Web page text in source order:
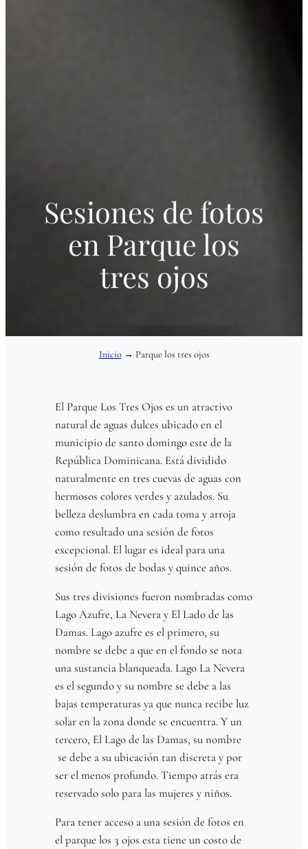
Sesiones de fotos
en Parque los
tres ojos
Inicio→ Parque los tres ojos
El Parque Los Tres Ojos es un atractivo
natural de aguas dulces ubicado en el
municipio de santo domingo este de la
República Dominicana. Está dividido
naturalmente en tres cuevas de aguas con
hermosos colores verdes y azulados. Su
belleza deslumbra en cada toma y arroja
como resultado una sesión de fotos
excepcional. El lugar es ideal para una
sesión de fotos de bodas y quince años.
Sus tres divisiones fueron nombradas como
Lago Azufre, La Nevera y El Lado de las
Damas. Lago azufre es el primero, su
nombre se debe a que en el fondo se nota
una sustancia blanqueada. Lago La Nevera
es el segundo y su nombre se debe a las
bajas temperaturas ya que nunca recibe luz
solar en la zona donde se encuentra. Y un
tercero, El Lago de las Damas, su nombre
se debe a su ubicación tan discreta y por
ser el menos profundo. Tiempo atrás era
reservado solo para las mujeres y niños.
Para tener acceso a una sesión de fotos en
el parque los 3 ojos esta tiene un costo de